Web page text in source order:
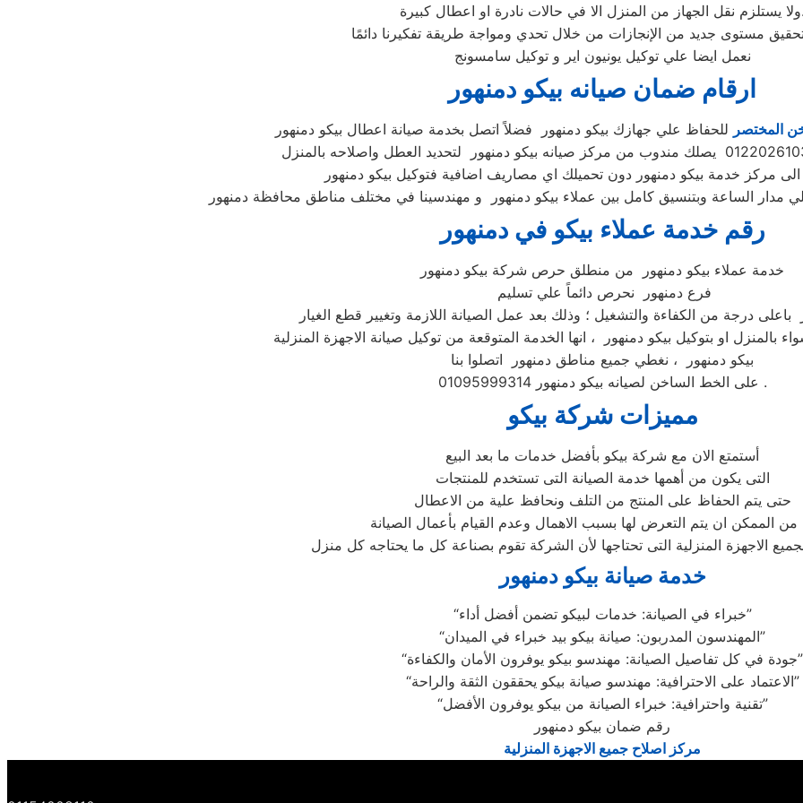
نادرة او اعطال كبيرة.
نعمل ايضا علي توكيل يونيون اير و توكيل سامسونج
ارقام ضمان صيانه بيكو دمنهور
المختصر للحفاظ علي جهازك بيكو دمنهور فضلاً اتصل بخدمة صيانة اعطال بيكو دمنهور
الى مركز خدمة بيكو دمنهور دون تحميلك اي مصاريف اضافية فتوكيل بيكو دمنهور
رقم خدمة عملاء بيكو في دمنهور
خدمة عملاء بيكو دمنهور من منطلق حرص شركة بيكو دمنهور
فرع دمنهور نحرص دائماً علي تسليم
باعلى درجة من الكفاءة والتشغيل ؛ وذلك بعد عمل الصيانة اللازمة وتغيير قطع الغيار
بالمنزل او بتوكيل بيكو دمنهور ، انها الخدمة المتوقعة من توكيل صيانة الاجهزة المنزلية
بيكو دمنهور ، نغطي جميع مناطق دمنهور اتصلوا بنا
على الخط الساخن لصيانه بيكو دمنهور 01095999314 .
مميزات شركة بيكو
أستمتع الان مع شركة بيكو بأفضل خدمات ما بعد البيع
التى يكون من أهمها خدمة الصيانة التى تستخدم للمنتجات
حتى يتم الحفاظ على المنتج من التلف ونحافظ علية من الاعطال
الاجهزة المنزلية التى تحتاجها لأن الشركة تقوم بصناعة كل ما يحتاجه كل منزل
خدمة صيانة بيكو دمنهور
“خبراء في الصيانة: خدمات لبيكو تضمن أفضل أداء”
“المهندسون المدربون: صيانة بيكو بيد خبراء في الميدان”
“جودة في كل تفاصيل الصيانة: مهندسو بيكو يوفرون الأمان والكفاءة”
“الاعتماد على الاحترافية: مهندسو صيانة بيكو يحققون الثقة والراحة”
“تقنية واحترافية: خبراء الصيانة من بيكو يوفرون الأفضل”
رقم ضمان بيكو دمنهور
مركز اصلاح جميع الاجهزة المنزلية